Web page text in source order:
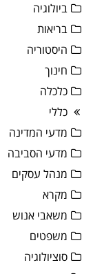
ביולוגיה
בריאות
היסטוריה
חינוך
כלכלה
כללי
מדעי המדינה
מדעי הסביבה
מנהל עסקים
מקרא
משאבי אנוש
משפטים
סוציולוגיה